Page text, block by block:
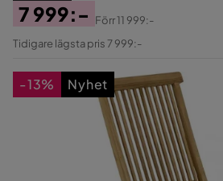
Pris
7 999:-
Original
Förr11 999:-
Tidigare lägsta pris 7 999:-
-13% Nyhet